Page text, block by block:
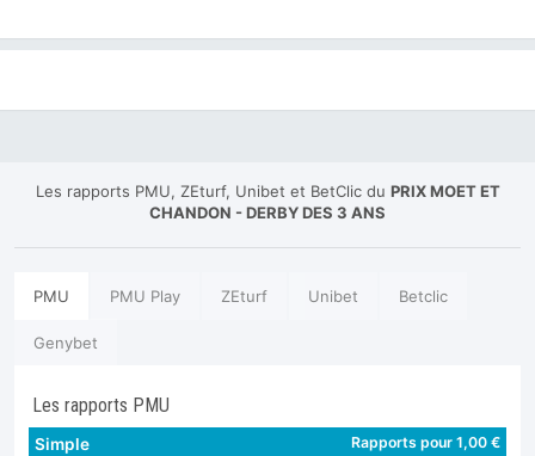
Les rapports PMU, ZEturf, Unibet et BetClic du PRIX MOET ET
CHANDON - DERBY DES 3 ANS
PMU PMU Play ZEturf Unibet Betclic
Genybet
Les rapports PMU
Simple Rapports pour 1,00 €